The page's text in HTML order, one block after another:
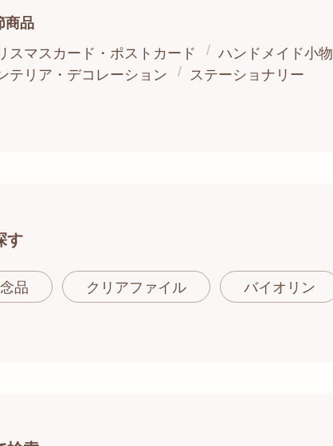
商品
スマスカード・ポストカード
ハンドメイド小物
テリア・デコレーション
ステーショナリー
す
品 クリアファイル バイオリン